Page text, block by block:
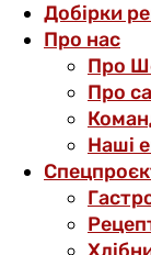
Добірки
Про нас
Про
Про
Наші